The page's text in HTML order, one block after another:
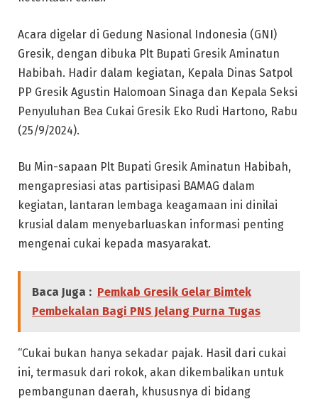
Acara digelar di Gedung Nasional Indonesia (GNI)
Gresik, dengan dibuka Plt Bupati Gresik Aminatun
Habibah. Hadir dalam kegiatan, Kepala Dinas Satpol
PP Gresik Agustin Halomoan Sinaga dan Kepala Seksi
Penyuluhan Bea Cukai Gresik Eko Rudi Hartono, Rabu
(25/9/2024).
Bu Min-sapaan Plt Bupati Gresik Aminatun Habibah,
mengapresiasi atas partisipasi BAMAG dalam
kegiatan, lantaran lembaga keagamaan ini dinilai
krusial dalam menyebarluaskan informasi penting
mengenai cukai kepada masyarakat.
Baca Juga : Pemkab Gresik Gelar Bimtek
Pembekalan Bagi PNS Jelang Purna Tugas
“Cukai bukan hanya sekadar pajak. Hasil dari cukai
ini, termasuk dari rokok, akan dikembalikan untuk
pembangunan daerah, khususnya di bidang